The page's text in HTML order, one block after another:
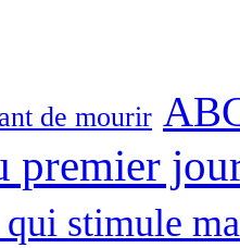
de mourir
premier
qui stimule